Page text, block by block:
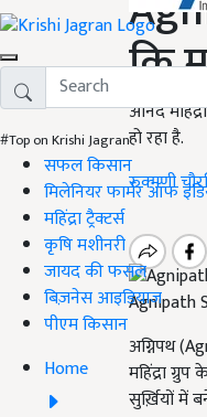
#Top on Krishi Jagran
सफल किसान
मिलेनियर फार्मर ऑफ
महिंद्रा ट्रैक्टर्स
कृषि मशीनरी
जायद की फसल
बिज़नेस आइडियाज
पीएम किसान
Home
कि
आनंद
हो रहा है.
रुक्मणी
Agnipath
अग्निपथ
महिंद्रा
सुर्ख़ियों में